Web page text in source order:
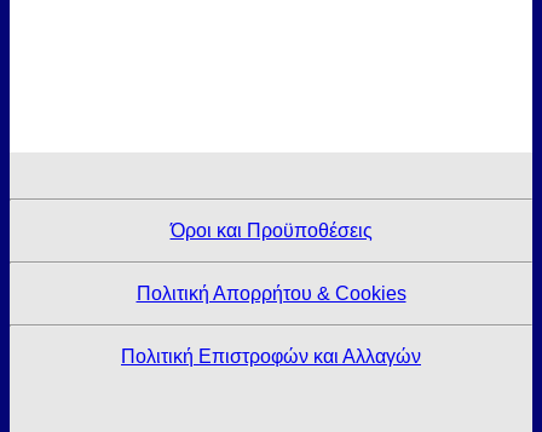
Όροι και Προϋποθέσεις
Πολιτική Απορρήτου & Cookies
Πολιτική Επιστροφών και Αλλαγών